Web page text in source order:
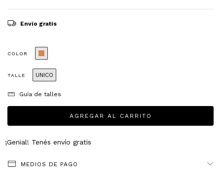
Envío gratis
COLOR
TALLE UNICO
Guía de talles
¡Genial! Tenés envío gratis
MEDIOS DE PAGO